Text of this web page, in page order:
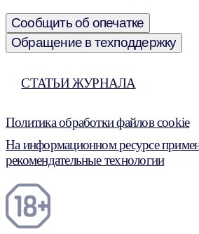
Сообщить об опечатке
Обращение в техподдержку
СТАТЬИ ЖУРНАЛА
Политика обработки файлов cookie
На информационном ресурсе
рекомендательные технологии